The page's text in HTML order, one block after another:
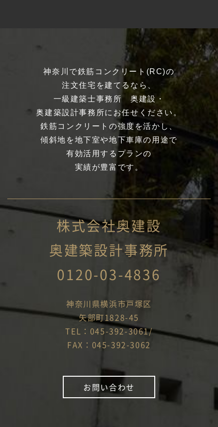
神奈川で鉄筋コンクリート(RC)の
注文住宅を建てるなら、
一級建築士事務所 奥建設・
奥建築設計事務所にお任せください。
鉄筋コンクリートの強度を活かし、
傾斜地を地下室や地下車庫の用途で
有効活用するプランの
実績が豊富です。
株式会社奥建設
奥建築設計事務所
0120-03-4836
神奈川県横浜市戸塚区
矢部町1828-45
TEL：045-392-3061/
FAX：045-392-3062
お問い合わせ